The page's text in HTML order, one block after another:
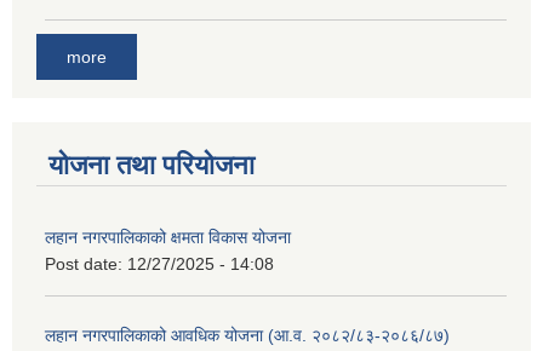
more
योजना तथा परियोजना
लहान नगरपालिकाको क्षमता विकास योजना
Post date: 12/27/2025 - 14:08
लहान नगरपालिकाको आवधिक योजना (आ.व. २०८२/८३-२०८६/८७)